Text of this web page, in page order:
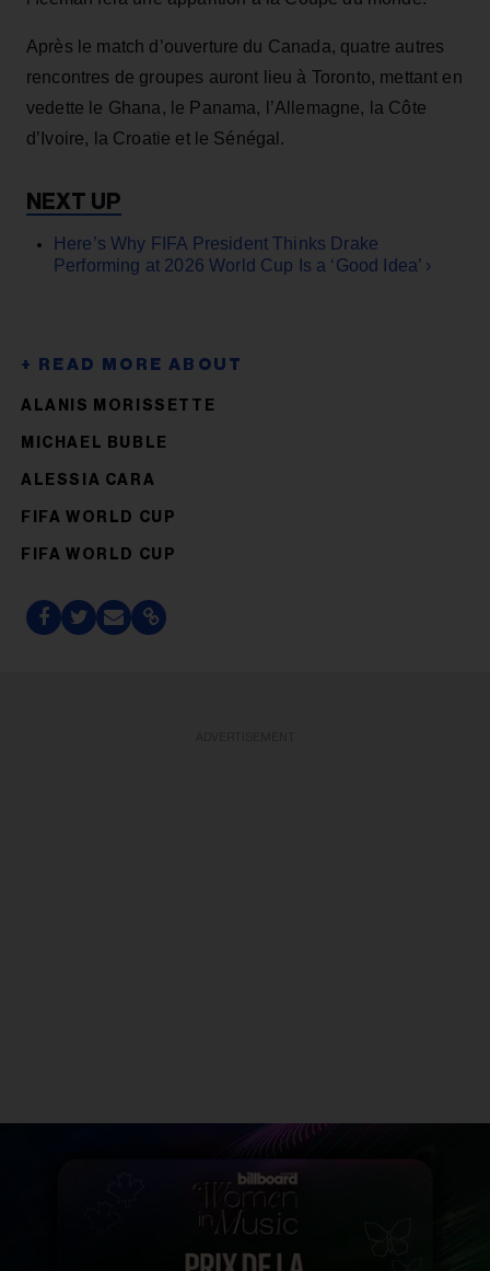
Après le match d’ouverture du Canada, quatre autres
rencontres de groupes auront lieu à Toronto, mettant en
vedette le Ghana, le Panama, l’Allemagne, la Côte
d’Ivoire, la Croatie et le Sénégal.
Here’s Why FIFA President Thinks Drake
Performing at 2026 World Cup Is a ‘Good Idea’ ›
ALANIS MORISSETTE
MICHAEL BUBLE
ALESSIA CARA
FIFA WORLD CUP
FIFA WORLD CUP